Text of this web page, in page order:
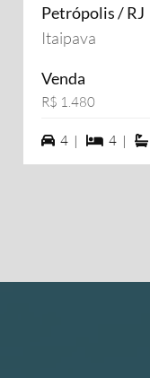
Petrópolis / RJ
Itaipava
Venda
R$ 1.480
4 vagas na
4 | 44 |